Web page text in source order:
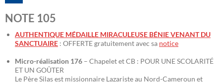
NOTE 105
AUTHENTIQUE MÉDAILLE MIRACULEUSE BÉNIE VENANT DU
SANCTUAIRE : OFFERTE gratuitement avec sa notice
Micro-réalisation 176 – Chapelet et CB : POUR UNE SCOLARITÉ
ET UN GOÛTER
Le Père Silas est missionnaire Lazariste au Nord-Cameroun et